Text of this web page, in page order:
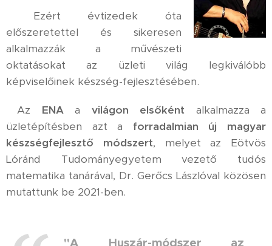
Ezért évtizedek óta
előszeretettel és sikeresen
alkalmazzák
a művészeti
oktatásokat az üzleti világ legkiválóbb
képviselőinek készség-fejlesztésében.
Az ENAa világon elsőként alkalmazza a
üzletépítésben azt a forradalmian új magyar
készségfejlesztő módszert, melyet az Eötvös
Lóránd Tudományegyetem
vezető tudós
matematika tanárával, Dr. Gerőcs Lászlóval közösen
mutattunk be 2021-ben.
"A
Huszár-módszer az